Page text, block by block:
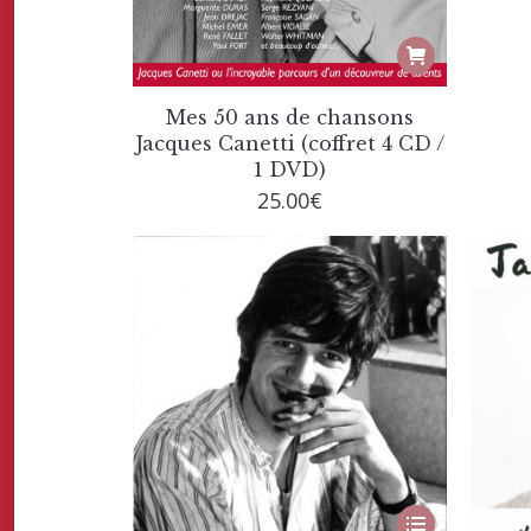
Mes 50 ans de chansons
Jacques Canetti (coffret 4 CD /
1 DVD)
25.00€
Ce